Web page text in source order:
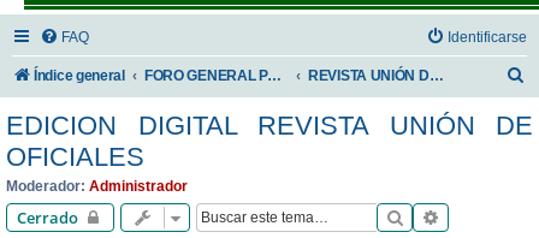
FAQ Identificarse
Índice general FORO GENERAL PARA TODOS LOS USUARIOS REVISTA UNIÓN DE OFICIALES
s
EDICION DIGITAL REVISTA UNIÓN DE
OFICIALES
Moderador: Administrador
Cerrado Buscar